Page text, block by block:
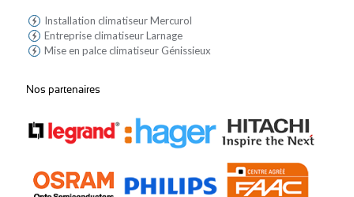
Installation climatiseur Mercurol
Entreprise climatiseur Larnage
Mise en palce climatiseur Génissieux
Nos partenaires